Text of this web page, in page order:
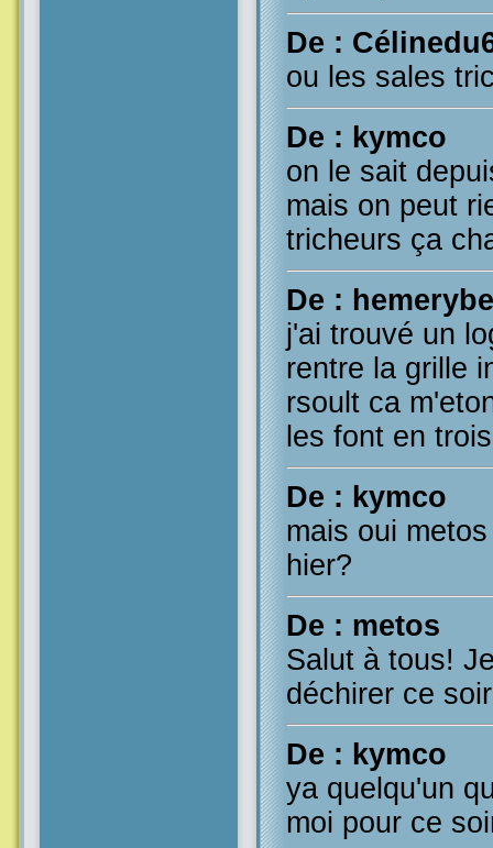
De :
ou les sales
De : kymco
on le sait
mais on peut
tricheurs ça
De :
j'ai trouvé un
rentre la grille
rsoult ca
les font en
De : kymco
mais oui
hier?
De : metos
Salut à tous!
déchirer ce
De : kymco
ya quelqu'un
moi pour ce